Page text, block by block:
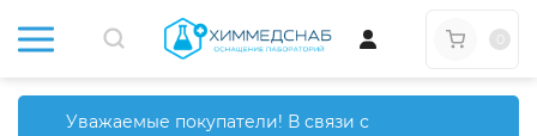
Уважаемые покупатели! В связи с